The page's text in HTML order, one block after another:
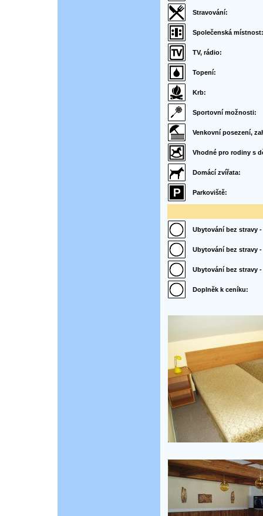
Stravování:
Společenská místnost:
TV, rádio:
Topení:
Krb:
Sportovní možnosti:
Venkovní posezení,
Vhodné pro rodiny s
Domácí zvířata:
Parkoviště:
Ubytování bez stravy
Ubytování bez stravy -
Ubytování bez stravy
Doplněk k ceníku: